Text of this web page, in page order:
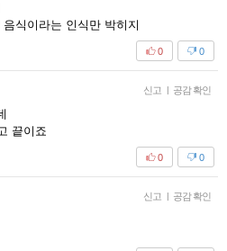
식이라는 인식만 박히지
0
0
신고 공감 확인
끝이죠
0
0
신고 공감 확인